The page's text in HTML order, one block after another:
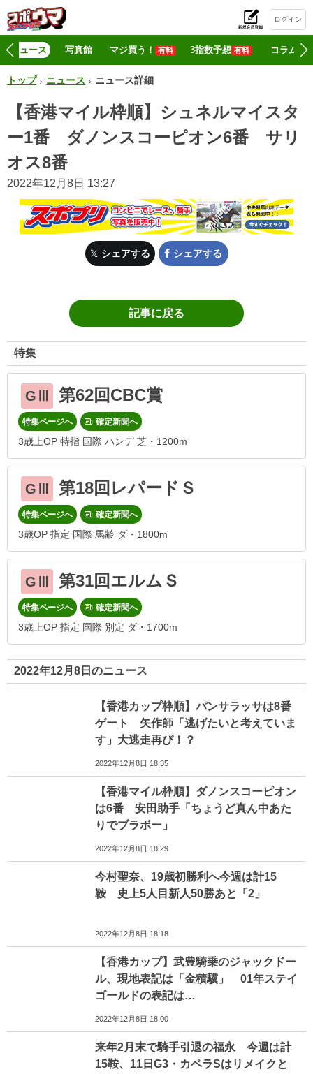
ログイン
ニュース 写真館 マジ買う！ 有料 3指数予想 有料 コラム
トップ ニュース ニュース詳細
【香港マイル枠順】シュネルマイスタ
ー1番 ダノンスコーピオン6番 サリ
オス8番
2022年12月8日 13:27
シェアする シェアする
記事に戻る
特集
GⅢ 第62回CBC賞
特集ページへ 確定新聞へ
3歳上OP 特指 国際 ハンデ 芝・1200m
GⅢ 第18回レパードＳ
特集ページへ 確定新聞へ
3歳OP 指定 国際 馬齢 ダ・1800m
GⅢ 第31回エルムＳ
特集ページへ 確定新聞へ
3歳上OP 指定 国際 別定 ダ・1700m
2022年12月8日のニュース
【香港カップ枠順】パンサラッサは8番
ゲート 矢作師「逃げたいと考えていま
す」大逃走再び！？
2022年12月8日 18:35
【香港マイル枠順】ダノンスコーピオン
は6番 安田助手「ちょうど真ん中あた
りでブラボー」
2022年12月8日 18:29
今村聖奈、19歳初勝利へ今週は計15
鞍 史上5人目新人50勝あと「2」
2022年12月8日 18:18
【香港カップ】武豊騎乗のジャックドー
ル、現地表記は「金積驥」 01年ステイ
ゴールドの表記は…
2022年12月8日 18:00
来年2月末で騎手引退の福永 今週は計
15鞍、11日G3・カペラSはリメイクと